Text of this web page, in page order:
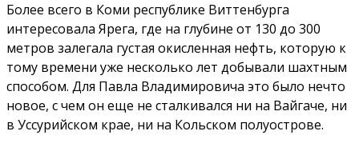
Более всего в Коми республике Виттенбурга
интересовала Ярега, где на глубине от 130 до 300
метров залегала густая окисленная нефть, которую к
тому времени уже несколько лет добывали шахтным
способом. Для Павла Владимировича это было нечто
новое, с чем он еще не сталкивался ни на Вайгаче, ни
в Уссурийском крае, ни на Кольском полуострове.